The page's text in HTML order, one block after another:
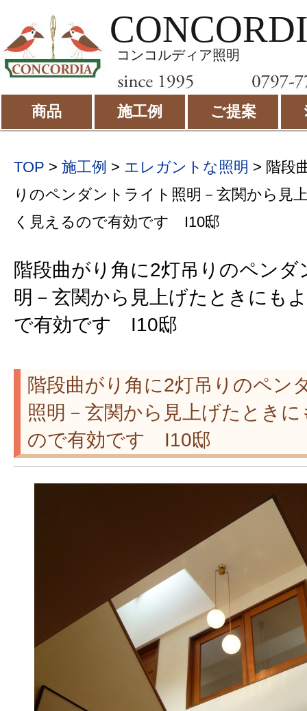
コンコルディア照明
商品 施工例 ご提案
TOP > 施工例 > エレガントな照明 > 階段
りのペンダントライト照明－玄関から見
く見えるので有効です I10邸
階段曲がり角に2灯吊りのペンダ
明－玄関から見上げたときにも
で有効です I10邸
階段曲がり角に2灯吊りのペン
照明－玄関から見上げたとき
ので有効です I10邸